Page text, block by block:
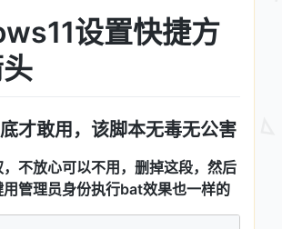
设置快捷方
才敢用，该脚本无毒无公害
，不放心可以不用，删掉这段，然后
用管理员身份执行bat效果也一样的